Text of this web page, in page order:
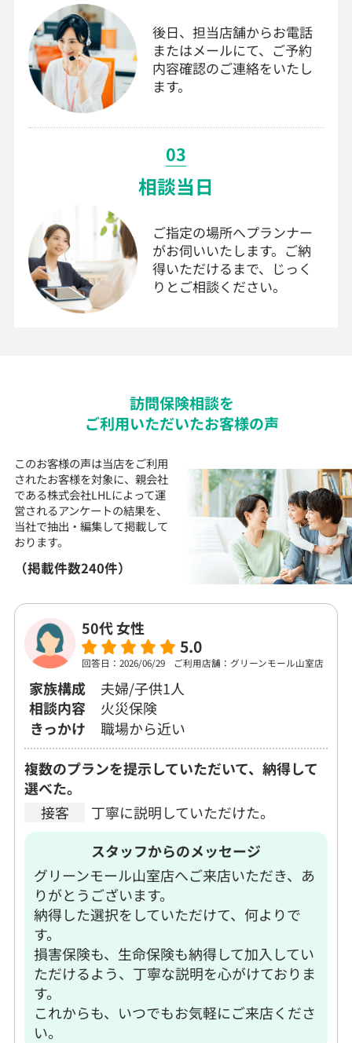
後日、担当店舗からお電話
またはメールにて、ご予約
内容確認のご連絡をいたし
ます。
03
相談当日
ご指定の場所へプランナー
がお伺いいたします。ご納
得いただけるまで、じっく
りとご相談ください。
訪問保険相談を
ご利用いただいたお客様の声
このお客様の声は当店をご利用
されたお客様を対象に、 親会社
である株式会社LHLによって運
営されるアンケートの結果を、
当社で抽出・編集して掲載して
おります。
（掲載件数240件）
50代 女性
5.0
回答日：2026/06/29 ご利用店舗：グリーンモール山室店
家族構成
夫婦/子供1人
相談内容
火災保険
きっかけ
職場から近い
複数のプランを提示していただいて、納得して
選べた。
接客
丁寧に説明していただけた。
スタッフからのメッセージ
グリーンモール山室店へご来店いただき、あ
りがとうございます。
納得した選択をしていただけて、何よりで
す。
損害保険も、生命保険も納得して加入してい
ただけるよう、丁寧な説明を心がけておりま
す。
これからも、いつでもお気軽にご来店くださ
い。